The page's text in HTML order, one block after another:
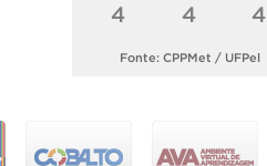
4
4
4
Fonte: CPPMet / UFPel